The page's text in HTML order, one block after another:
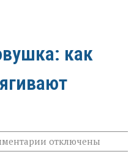
как
к
записи
отключены